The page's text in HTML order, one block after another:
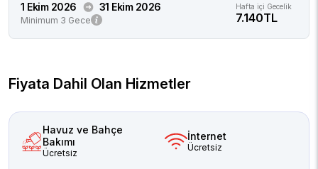
1 Ekim 2026 31 Ekim 2026
Minimum 3 Gece
Hafta içi Gecelik
7.140TL
Fiyata Dahil Olan Hizmetler
Havuz ve Bahçe
Bakımı
Ücretsiz
İnternet
Ücretsiz